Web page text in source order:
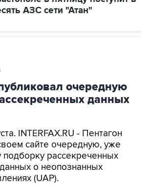
АЗС сети "Атан"
очередную
данных
INTERFAX.RU - Пентагон
сайте очередную, уже
подборку рассекреченных
о неопознанных
(UAP).